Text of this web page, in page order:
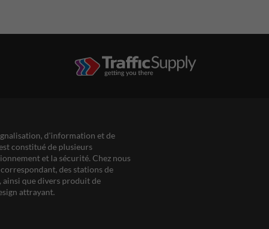
d'information et de
constitué de plusieurs
et la sécurité. Chez nous
des stations de
ainsi que divers produit de
attrayant.